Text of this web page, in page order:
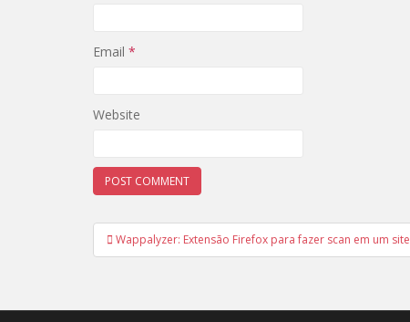
Email *
Website
Post
navigation
Wappalyzer: Extensão Firefox para fazer scan em um site